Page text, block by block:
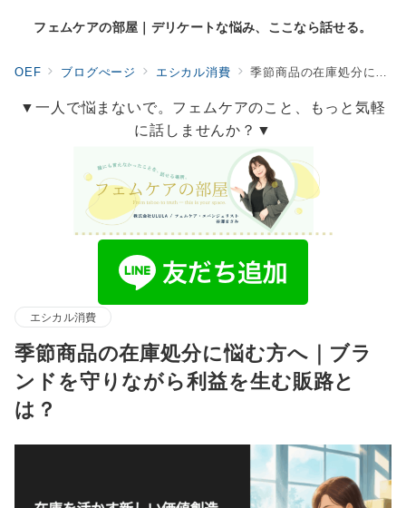
フェムケアの部屋｜デリケートな悩み、ここなら話せる。
OEF ブログぺージ エシカル消費 季節商品の在庫処分に悩む方へ｜ブランドを守りながら利益を生む販路とは？
▼一人で悩まないで。フェムケアのこと、もっと気軽
に話しませんか？▼
エシカル消費
季節商品の在庫処分に悩む方へ｜ブラ
ンドを守りながら利益を生む販路と
は？